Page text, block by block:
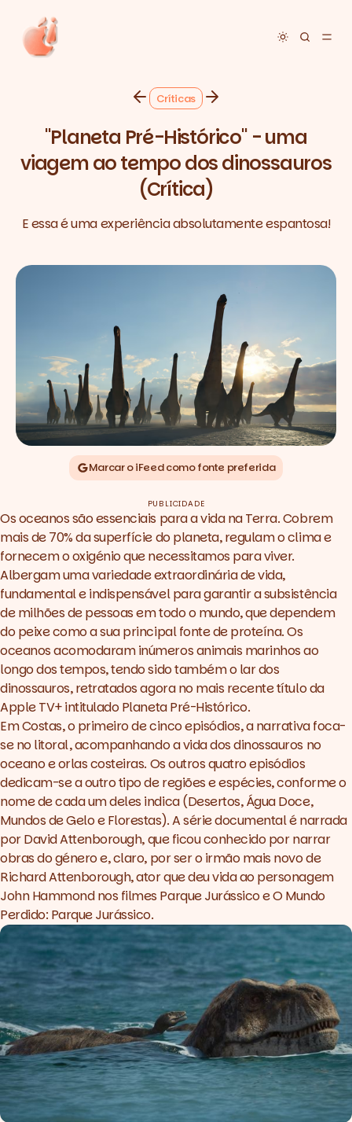
Toggle
Críticas
"Planeta Pré-Histórico" - uma
viagem ao tempo dos dinossauros
(Crítica)
E essa é uma experiência absolutamente espantosa!
Marcar o iFeed como fonte preferida
PUBLICIDADE
Os oceanos são essenciais para a vida na Terra. Cobrem
mais de 70% da superfície do planeta, regulam o clima e
fornecem o oxigénio que necessitamos para viver.
Albergam uma variedade extraordinária de vida,
fundamental e indispensável para garantir a subsistência
de milhões de pessoas em todo o mundo, que dependem
do peixe como a sua principal fonte de proteína. Os
oceanos acomodaram inúmeros animais marinhos ao
longo dos tempos, tendo sido também o lar dos
dinossauros, retratados agora no mais recente título da
Apple TV+ intituladoPlaneta Pré-Histórico.
EmCostas, o primeiro de cinco episódios, a narrativa foca-
se no litoral, acompanhando a vida dos dinossauros no
oceano e orlas costeiras. Os outros quatro episódios
dedicam-se a outro tipo de regiões e espécies, conforme o
nome de cada um deles indica (Desertos,Água Doce,
Mundos de GeloeFlorestas). A série documental é narrada
porDavid Attenborough, que ficou conhecido por narrar
obras do género e, claro, por ser o irmão mais novo de
Richard Attenborough, ator que deu vida ao personagem
John Hammond nos filmesParque JurássicoeO Mundo
Perdido: Parque Jurássico.